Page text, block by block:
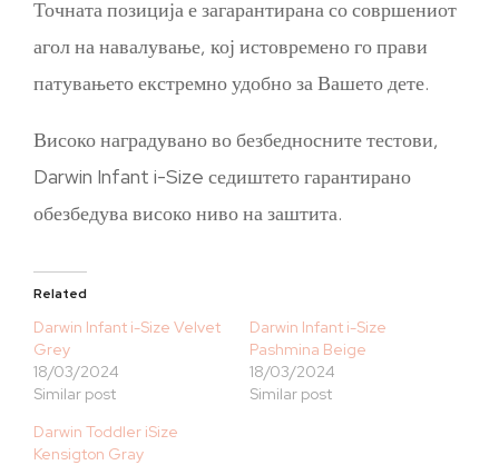
Точната позиција е загарантирана со совршениот
агол на навалување, кој истовремено го прави
патувањето екстремно удобно за Вашето дете.
Високо наградувано во безбедносните тестови,
Darwin Infant i-Size седиштето гарантирано
обезбедува високо ниво на заштита.
Related
Darwin Infant i-Size Velvet
Grey
18/03/2024
Similar post
Darwin Infant i-Size
Pashmina Beige
18/03/2024
Similar post
Darwin Toddler iSize
Kensigton Gray